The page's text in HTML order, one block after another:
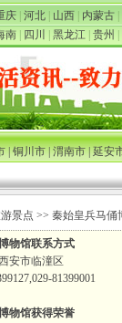
庆 河北 山西 内蒙古
南 四川 黑龙江 贵州
|铜川市|渭南市|延安
景点 >> 秦始皇兵马俑
物馆联系方式
安市临潼区
81399001
物馆获得荣誉